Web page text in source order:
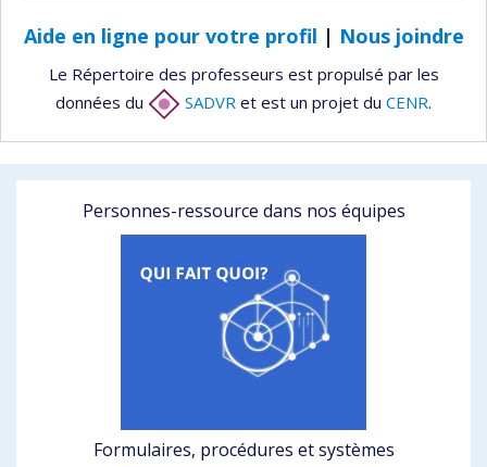
Aide en ligne pour votre profil | Nous joindre
Le Répertoire des professeurs est propulsé par les
données du
SADVR et est un projet du CENR.
Personnes-ressource dans nos équipes
Formulaires, procédures et systèmes